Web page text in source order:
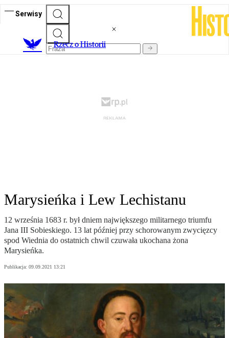
Serwisy
Rzecz o Historii
Marysieńka i Lew Lechistanu
12 września 1683 r. był dniem największego militarnego triumfu
Jana III Sobieskiego. 13 lat później przy schorowanym zwycięzcy
spod Wiednia do ostatnich chwil czuwała ukochana żona
Marysieńka.
Publikacja: 09.09.2021 13:21